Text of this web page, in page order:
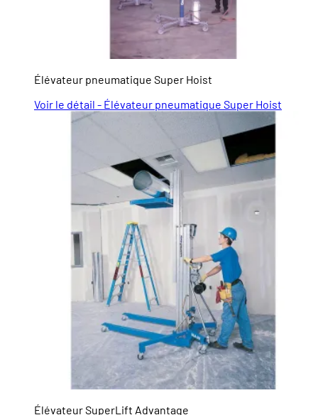
Élévateur pneumatique Super Hoist
Voir le détail - Élévateur pneumatique Super Hoist
Élévateur SuperLift Advantage